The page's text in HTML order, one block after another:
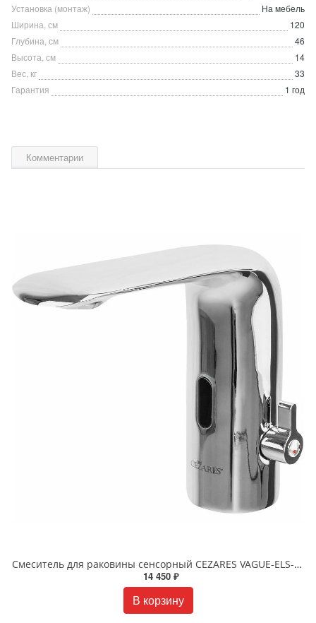
Установка (монтаж)
На мебель
Ширина, см
120
Глубина, см
46
Высота, см
14
Вес, кг
33
Гарантия
1 год
Комментарии
Смеситель для раковины сенсорный CEZARES VAGUE-ELS-01-W0 CEZARES VAGUE-ELS-01-W0 хром
14 450 ₽
В корзину